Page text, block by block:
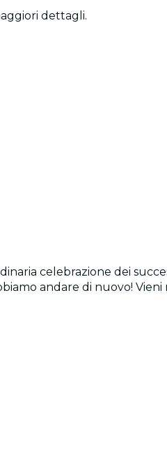
dettagli.
celebrazione dei
andare di nuovo! Vieni